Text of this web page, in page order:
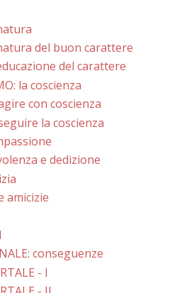
del buon carattere
del carattere
la coscienza
con coscienza
la coscienza
e dedizione
amicizie
conseguenze
- I